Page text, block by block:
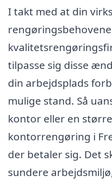
I takt med at din
tilpasse sig disse
din arbejdsplads
mulige stand. Så
kontor eller en
kontorrengøring i
der betaler sig. Det
sundere